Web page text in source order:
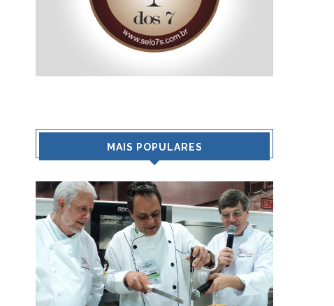
MAIS POPULARES